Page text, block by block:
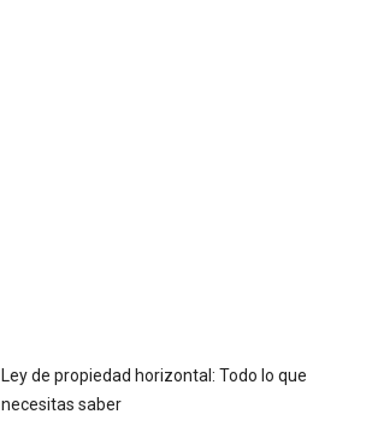
Ley de propiedad horizontal: Todo lo que
necesitas saber